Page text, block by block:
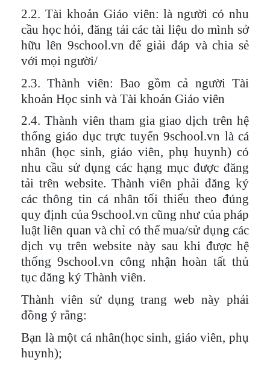
2.2. Tài khoản Giáo viên: là người có nhu
cầu học hỏi, đăng tải các tài liệu do mình sở
hữu lên 9school.vn để giải đáp và chia sẻ
với mọi người/
2.3. Thành viên:Bao gồm cả người Tài
khoản Học sinh và Tài khoản Giáo viên
2.4. Thành viên tham gia giao dịch trên hệ
thống giáo dục trực tuyến 9school.vn là cá
nhân (học sinh, giáo viên, phụ huynh) có
nhu cầu sử dụng các hạng mục được đăng
tải trên website. Thành viên phải đăng ký
các thông tin cá nhân tối thiểu theo đúng
quy định của 9school.vn cũng như của pháp
luật liên quan và chỉ có thể mua/sử dụng các
dịch vụ trên website này sau khi được hệ
thống 9school.vn công nhận hoàn tất thủ
tục đăng ký Thành viên.
Thành viên sử dụng trang web này phải
đồng ý rằng:
Bạn là một cá nhân(học sinh, giáo viên, phụ
huynh);